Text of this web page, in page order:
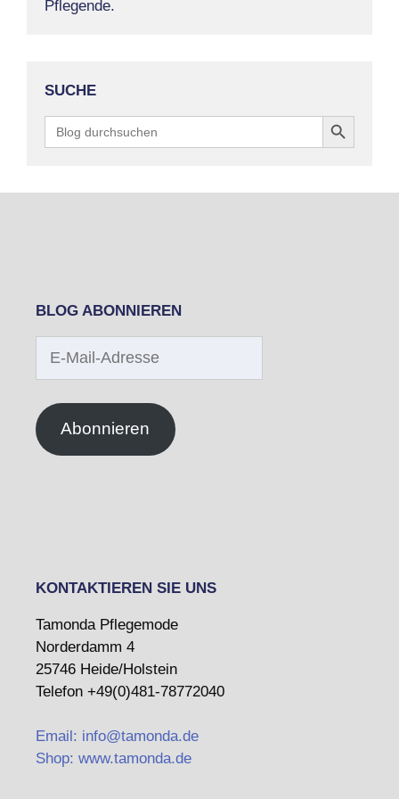
Pflegende.
SUCHE
for:
Search Button
BLOG ABONNIEREN
Abonnieren
KONTAKTIEREN SIE UNS
Tamonda Pflegemode
Norderdamm 4
25746 Heide/Holstein
Telefon +49(0)481-78772040
Email: info@tamonda.de
Shop: www.tamonda.de